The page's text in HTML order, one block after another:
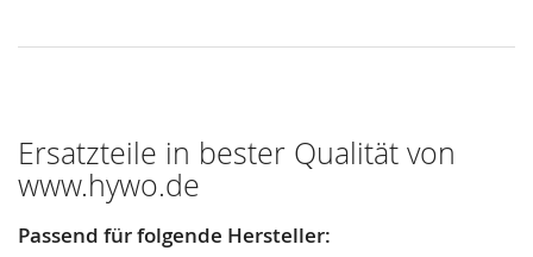
Ersatzteile in bester Qualität von
www.hywo.de
Passend für folgende Hersteller: